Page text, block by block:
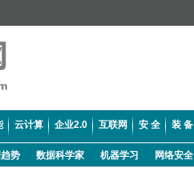
云计算 企业2.0 互联网 安 全 装 备
势 数据科学家 机器学习 网络安全